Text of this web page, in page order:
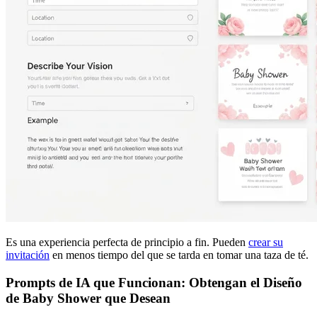
Es una experiencia perfecta de principio a fin. Pueden crear su
invitación en menos tiempo del que se tarda en tomar una taza de té.
Prompts de IA que Funcionan: Obtengan el Diseño
de Baby Shower que Desean